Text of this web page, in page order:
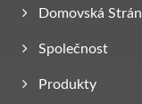
Domovská
Společnost
Produkty